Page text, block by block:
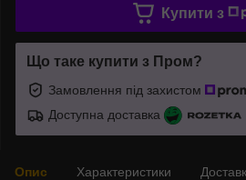
Купити з
Що таке купити з Пром?
Замовлення під захистом
Доступна доставка
Опис Характеристики